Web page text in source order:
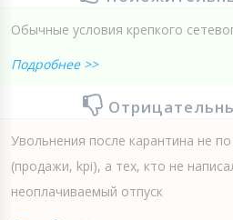
Обычные условия крепкого
Подробнее >>
Увольнения после карантина не
(продажи, kpi), а тех, кто не
неоплачиваемый отпуск